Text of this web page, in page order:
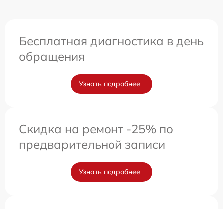
Бесплатная диагностика в день
обращения
Узнать подробнее
Скидка на ремонт -25% по
предварительной записи
Узнать подробнее